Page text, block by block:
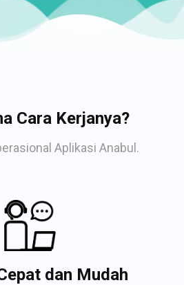
Cara Kerjanya?
Aplikasi Anabul.
dan Mudah